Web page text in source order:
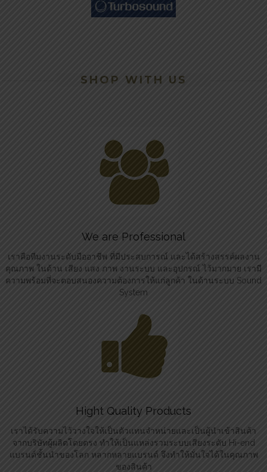
SHOP WITH US
We are Professional
เราคือทีมงานระดับมืออาชีพ ที่มีประสบการณ์ และได้สร้างสรรค์ผลงาน
คุณภาพ ในด้าน เสียง แสง ภาพ งานระบบ และอุปกรณ์ ไว้มากมาย เรามี
ความพร้อมที่จะตอบสนองความต้องการให้แก่ลูกค้า ในด้านระบบ Sound
System
Hight Quality Products
เราได้รับความไว้วางใจให้เป็นตัวแทนจำหน่ายและเป็นผู้นำเข้าสินค้า
จากบริษัทผู้ผลิตโดยตรง ทำให้เป็นแหล่งรวมระบบเสียงระดับ Hi-end
แบรนด์ชั้นนำของโลก หลากหลายแบรนด์ จึงทำให้มั่นใจได้ในคุณภาพ
ของสินค้า